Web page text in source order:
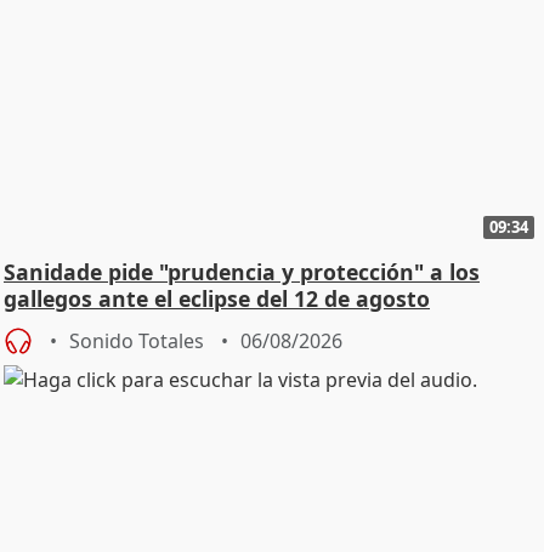
09:34
Sanidade pide "prudencia y protección" a los
gallegos ante el eclipse del 12 de agosto
Sonido Totales 06/08/2026